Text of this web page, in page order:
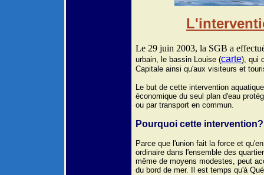
Le 29 juin 2003, la SGB a
urbain, le bassin Louise (carte), qui
Capitale ainsi qu'aux visiteurs et
Le but de cette intervention
économique du seul plan d'eau
ou par transport en commun.
Pourquoi cette intervention?
Parce que l'union fait la force et
ordinaire dans l'ensemble des
même de moyens modestes, peut
du bord de mer. Il est temps qu'à